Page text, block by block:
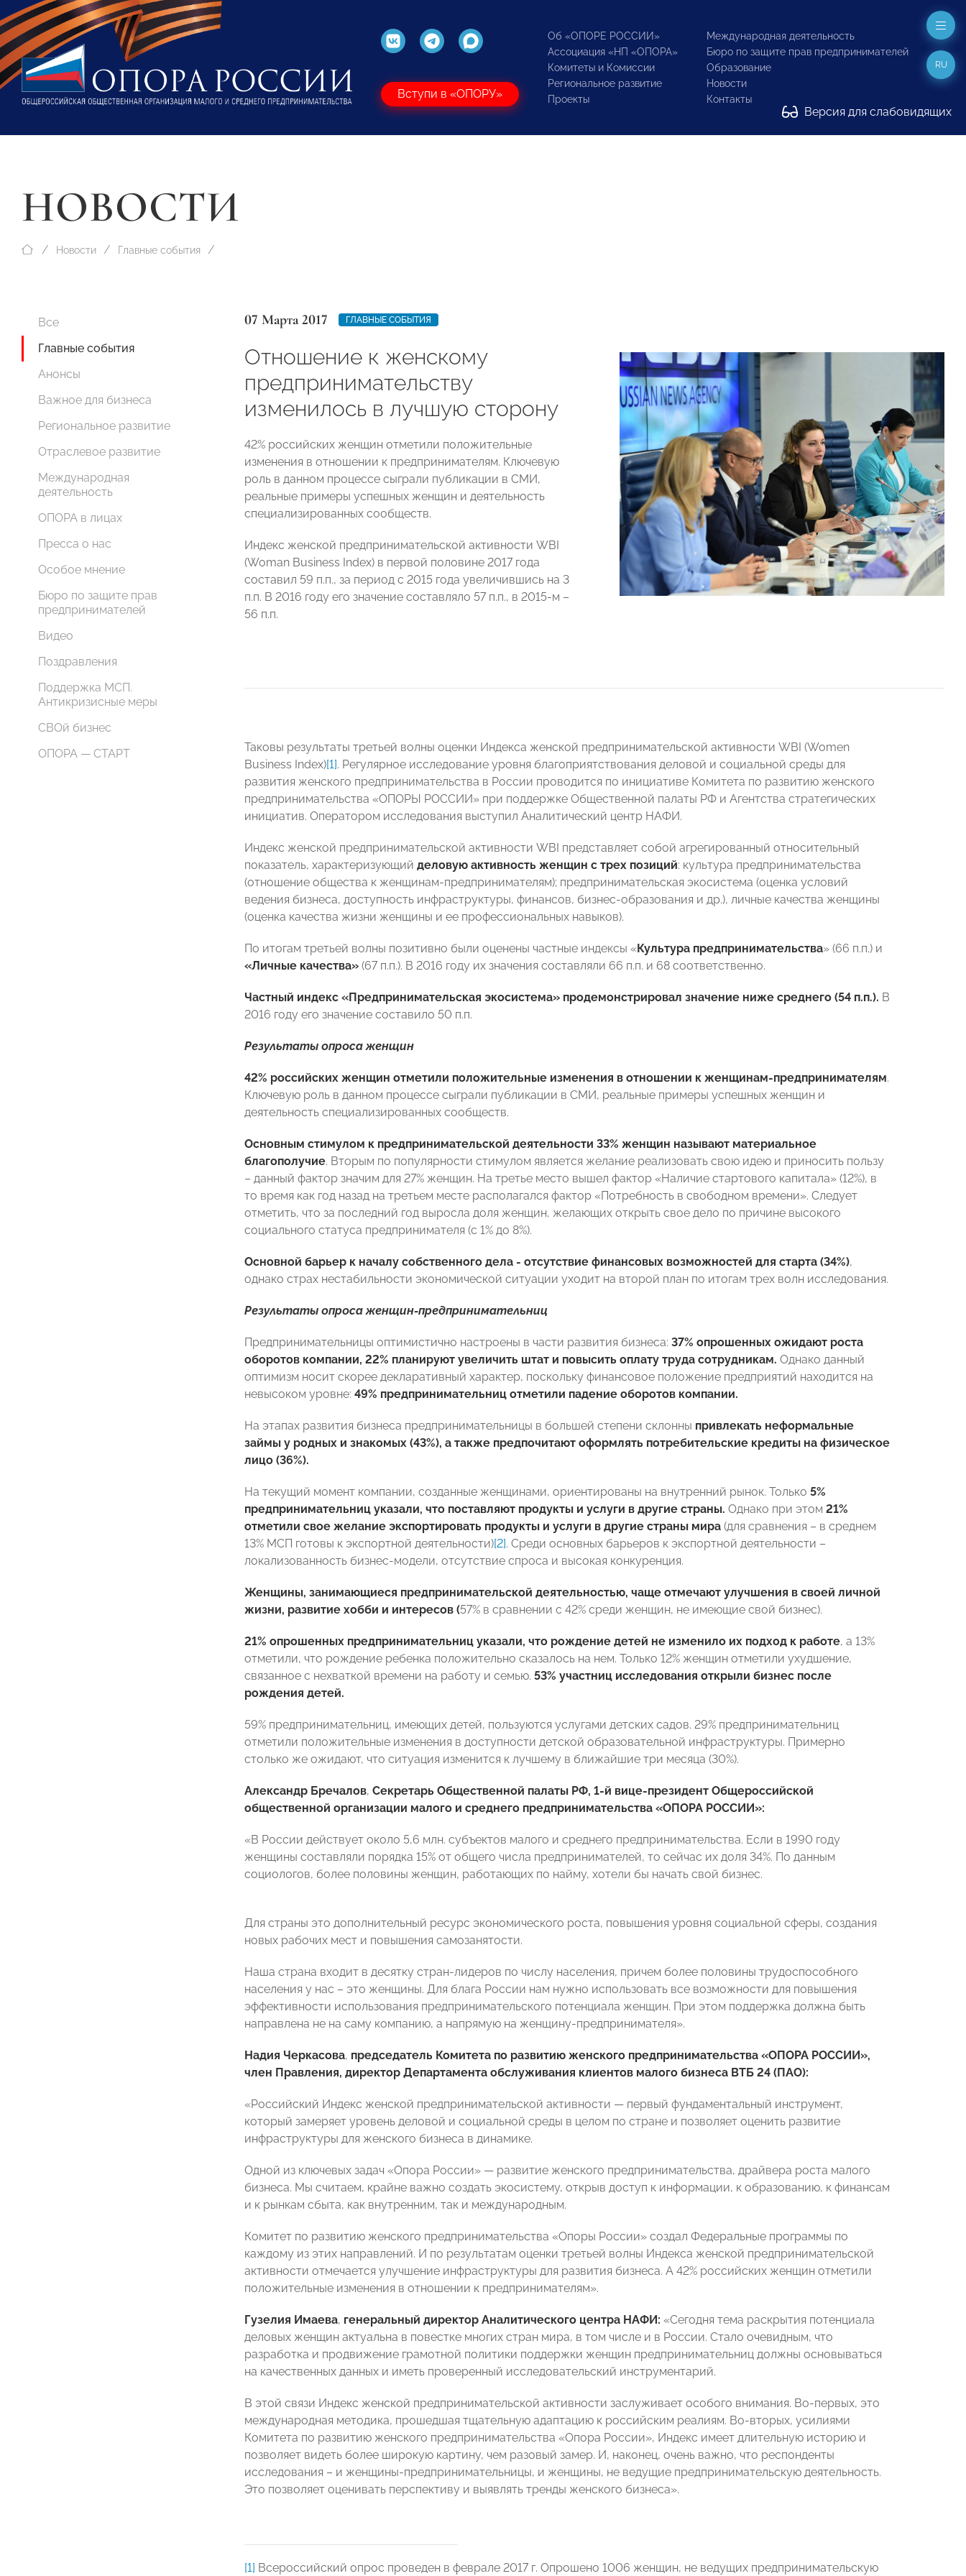
Вступи в «ОПОРУ»
Об «ОПОРЕ РОССИИ»
Ассоциация «НП «ОПОРА»
Комитеты и Комиссии
Региональное развитие
Проекты
Международная деятельность
Бюро по защите прав предпринимателей
Образование
Новости
Контакты
Версия для слабовидящих
RU
НОВОСТИ
Новости Главные события
Все
Главные события
Анонсы
Важное для бизнеса
Региональное развитие
Отраслевое развитие
Международная
деятельность
ОПОРА в лицах
Пресса о нас
Особое мнение
Бюро по защите прав
предпринимателей
Видео
Поздравления
Поддержка МСП.
Антикризисные меры
СВОй бизнес
ОПОРА — СТАРТ
07 Марта 2017 ГЛАВНЫЕ СОБЫТИЯ
Отношение к женскому
предпринимательству
изменилось в лучшую сторону
42% российских женщин отметили положительные
изменения в отношении к предпринимателям. Ключевую
роль в данном процессе сыграли публикации в СМИ,
реальные примеры успешных женщин и деятельность
специализированных сообществ.
Индекс женской предпринимательской активности WBI
(Woman Business Index) в первой половине 2017 года
составил 59 п.п., за период с 2015 года увеличившись на 3
п.п. В 2016 году его значение составляло 57 п.п., в 2015-м –
56 п.п.
Таковы результаты третьей волны оценки Индекса женской предпринимательской активности WBI (Women
Business Index)[1]. Регулярное исследование уровня благоприятствования деловой и социальной среды для
развития женского предпринимательства в России проводится по инициативе Комитета по развитию женского
предпринимательства «ОПОРЫ РОССИИ» при поддержке Общественной палаты РФ и Агентства стратегических
инициатив. Оператором исследования выступил Аналитический центр НАФИ.
Индекс женской предпринимательской активности WBI представляет собой агрегированный относительный
показатель, характеризующий деловую активность женщин с трех позиций: культура предпринимательства
(отношение общества к женщинам-предпринимателям); предпринимательская экосистема (оценка условий
ведения бизнеса, доступность инфраструктуры, финансов, бизнес-образования и др.), личные качества женщины
(оценка качества жизни женщины и ее профессиональных навыков).
По итогам третьей волны позитивно были оценены частные индексы «Культура предпринимательства» (66 п.п.) и
«Личные качества» (67 п.п.). В 2016 году их значения составляли 66 п.п. и 68 соответственно.
Частный индекс «Предпринимательская экосистема» продемонстрировал значение ниже среднего (54 п.п.). В
2016 году его значение составило 50 п.п.
Результаты опроса женщин
42% российских женщин отметили положительные изменения в отношении к женщинам-предпринимателям.
Ключевую роль в данном процессе сыграли публикации в СМИ, реальные примеры успешных женщин и
деятельность специализированных сообществ.
Основным стимулом к предпринимательской деятельности 33% женщин называют материальное
благополучие. Вторым по популярности стимулом является желание реализовать свою идею и приносить пользу
– данный фактор значим для 27% женщин. На третье место вышел фактор «Наличие стартового капитала» (12%), в
то время как год назад на третьем месте располагался фактор «Потребность в свободном времени». Следует
отметить, что за последний год выросла доля женщин, желающих открыть свое дело по причине высокого
социального статуса предпринимателя (с 1% до 8%).
Основной барьер к началу собственного дела - отсутствие финансовых возможностей для старта (34%),
однако страх нестабильности экономической ситуации уходит на второй план по итогам трех волн исследования.
Результаты опроса женщин-предпринимательниц
Предпринимательницы оптимистично настроены в части развития бизнеса: 37% опрошенных ожидают роста
оборотов компании, 22% планируют увеличить штат и повысить оплату труда сотрудникам. Однако данный
оптимизм носит скорее декларативный характер, поскольку финансовое положение предприятий находится на
невысоком уровне: 49% предпринимательниц отметили падение оборотов компании.
На этапах развития бизнеса предпринимательницы в большей степени склонны привлекать неформальные
займы у родных и знакомых (43%), а также предпочитают оформлять потребительские кредиты на физическое
лицо (36%).
На текущий момент компании, созданные женщинами, ориентированы на внутренний рынок. Только 5%
предпринимательниц указали, что поставляют продукты и услуги в другие страны. Однако при этом 21%
отметили свое желание экспортировать продукты и услуги в другие страны мира (для сравнения – в среднем
13% МСП готовы к экспортной деятельности)[2]. Среди основных барьеров к экспортной деятельности –
локализованность бизнес-модели, отсутствие спроса и высокая конкуренция.
Женщины, занимающиеся предпринимательской деятельностью, чаще отмечают улучшения в своей личной
жизни, развитие хобби и интересов (57% в сравнении с 42% среди женщин, не имеющие свой бизнес).
21% опрошенных предпринимательниц указали, что рождение детей не изменило их подход к работе, а 13%
отметили, что рождение ребенка положительно сказалось на нем. Только 12% женщин отметили ухудшение,
связанное с нехваткой времени на работу и семью. 53% участниц исследования открыли бизнес после
рождения детей.
59% предпринимательниц, имеющих детей, пользуются услугами детских садов. 29% предпринимательниц
отметили положительные изменения в доступности детской образовательной инфраструктуры. Примерно
столько же ожидают, что ситуация изменится к лучшему в ближайшие три месяца (30%).
Александр Бречалов, Секретарь Общественной палаты РФ, 1-й вице-президент Общероссийской
общественной организации малого и среднего предпринимательства «ОПОРА РОССИИ»:
«В России действует около 5,6 млн. субъектов малого и среднего предпринимательства. Если в 1990 году
женщины составляли порядка 15% от общего числа предпринимателей, то сейчас их доля 34%. По данным
социологов, более половины женщин, работающих по найму, хотели бы начать свой бизнес.
Для страны это дополнительный ресурс экономического роста, повышения уровня социальной сферы, создания
новых рабочих мест и повышения самозанятости.
Наша страна входит в десятку стран-лидеров по числу населения, причем более половины трудоспособного
населения у нас – это женщины. Для блага России нам нужно использовать все возможности для повышения
эффективности использования предпринимательского потенциала женщин. При этом поддержка должна быть
направлена не на саму компанию, а напрямую на женщину-предпринимателя».
Надия Черкасова, председатель Комитета по развитию женского предпринимательства «ОПОРА РОССИИ»,
член Правления, директор Департамента обслуживания клиентов малого бизнеса ВТБ 24 (ПАО):
«Российский Индекс женской предпринимательской активности — первый фундаментальный инструмент,
который замеряет уровень деловой и социальной среды в целом по стране и позволяет оценить развитие
инфраструктуры для женского бизнеса в динамике.
Одной из ключевых задач «Опора России» — развитие женского предпринимательства, драйвера роста малого
бизнеса. Мы считаем, крайне важно создать экосистему, открыв доступ к информации, к образованию, к финансам
и к рынкам сбыта, как внутренним, так и международным.
Комитет по развитию женского предпринимательства «Опоры России» создал Федеральные программы по
каждому из этих направлений. И по результатам оценки третьей волны Индекса женской предпринимательской
активности отмечается улучшение инфраструктуры для развития бизнеса. А 42% российских женщин отметили
положительные изменения в отношении к предпринимателям».
Гузелия Имаева, генеральный директор Аналитического центра НАФИ: «Сегодня тема раскрытия потенциала
деловых женщин актуальна в повестке многих стран мира, в том числе и в России. Стало очевидным, что
разработка и продвижение грамотной политики поддержки женщин предпринимательниц должны основываться
на качественных данных и иметь проверенный исследовательский инструментарий.
В этой связи Индекс женской предпринимательской активности заслуживает особого внимания. Во-первых, это
международная методика, прошедшая тщательную адаптацию к российским реалиям. Во-вторых, усилиями
Комитета по развитию женского предпринимательства «Опора России», Индекс имеет длительную историю и
позволяет видеть более широкую картину, чем разовый замер. И, наконец, очень важно, что респонденты
исследования – и женщины-предпринимательницы, и женщины, не ведущие предпринимательскую деятельность.
Это позволяет оценивать перспективу и выявлять тренды женского бизнеса».
[1] Всероссийский опрос проведен в феврале 2017 г. Опрошено 1006 женщин, не ведущих предпринимательскую